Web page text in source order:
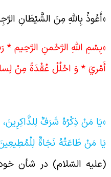
بِاللَّهِ مِنَ الشَّيْطَانِ
اللَّهِ الرَّحْمنِ الرَّحِيم‏ *
* وَ احْلُلْ عُقْدَةً مِنْ
مَنْ ذِكْرُهُ شَرَفٌ لِلذَّاكِرِينَ،
مَنْ طَاعَتُهُ نَجَاةٌ لِلْمُطِيعِينَ»
السّلام) در شأن